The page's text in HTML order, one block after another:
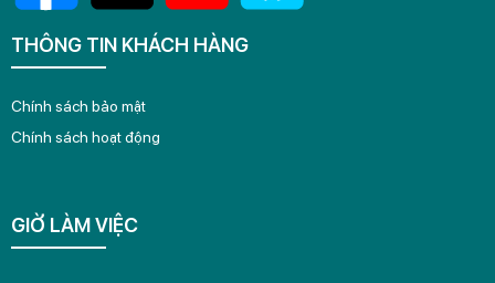
THÔNG TIN KHÁCH HÀNG
Chính sách bảo mật
Chính sách hoạt động
GIỜ LÀM VIỆC